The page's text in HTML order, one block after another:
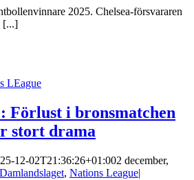
2025. Chelsea-försvararen
[...]
Förlust i bronsmatchen
stort drama
12-02T21:36:26+01:002 december,
Damlandslaget, Nations League|